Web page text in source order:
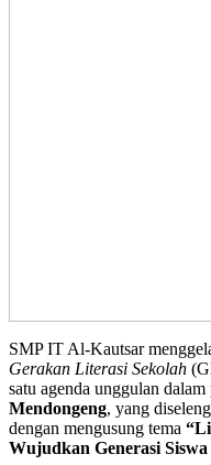
SMP IT Al-Kautsar
Gerakan Literasi Sekolah
satu agenda unggulan
Mendongeng, yang
dengan mengusung tema
Wujudkan Generasi